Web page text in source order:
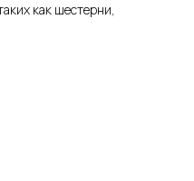
как шестерни,